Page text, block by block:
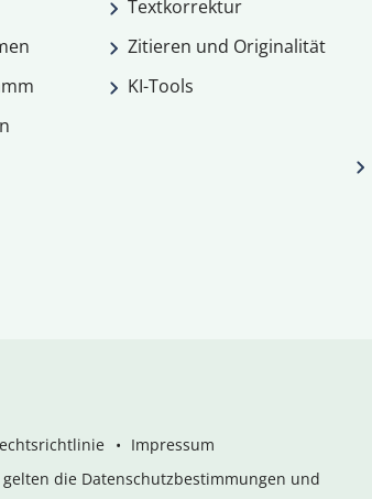
Textkorrektur
Zitieren und Originalität
KI-Tools
Impressum
gelten die Datenschutzbestimmungen und